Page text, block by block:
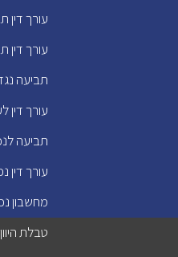
עורך דין
עורך דין
תביעה
עורך דין
תביעה
עורך דין
מחשבון
טבלת היוון